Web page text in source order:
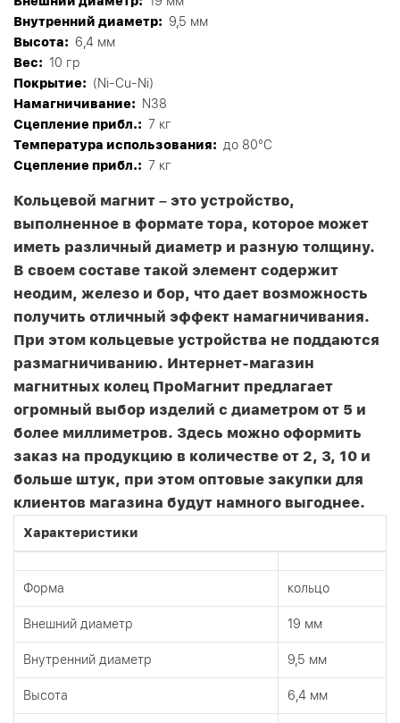
Внутренний диаметр: 9,5 мм
Высота: 6,4 мм
Вес: 10 гр
Покрытие: (Ni-Cu-Ni)
Намагничивание:
N38
Сцепление прибл.: 7 кг
Tемпература использования: до 80°C
Сцепление прибл.: 7 кг
Кольцевой магнит – это устройство,
выполненное в формате тора, которое может
иметь различный диаметр и разную толщину.
В своем составе такой элемент содержит
неодим, железо и бор, что дает возможность
получить отличный эффект намагничивания.
При этом кольцевые устройства не поддаются
размагничиванию. Интернет-магазин
магнитных колец ПроМагнит предлагает
огромный выбор изделий с диаметром от 5 и
более миллиметров. Здесь можно оформить
заказ на продукцию в количестве от 2, 3, 10 и
больше штук, при этом оптовые закупки для
клиентов магазина будут намного выгоднее.
Характеристики
Форма кольцо
Внешний диаметр 19 мм
Внутренний диаметр 9,5 мм
Высота 6,4 мм